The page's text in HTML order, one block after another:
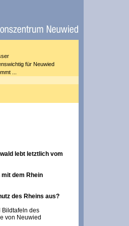
für Neuwied
...
lebt letztlich vom
dem Rhein
des Rheins aus?
Bildtafeln des
von Neuwied